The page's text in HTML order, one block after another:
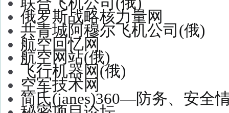
俄罗斯战略核力量网
共青城阿穆尔飞机公司(俄)
航空回忆网
航空网站(俄)
飞行机器网(俄)
空军技术网
简氏(janes)360—防务、安全